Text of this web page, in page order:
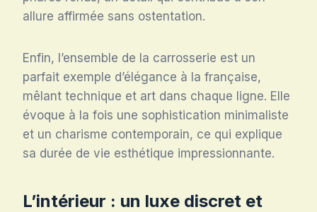
allure affirmée sans ostentation.
Enfin, l’ensemble de la carrosserie est un
parfait exemple d’élégance à la française,
mêlant technique et art dans chaque ligne. Elle
évoque à la fois une sophistication minimaliste
et un charisme contemporain, ce qui explique
sa durée de vie esthétique impressionnante.
L’intérieur : un luxe discret et